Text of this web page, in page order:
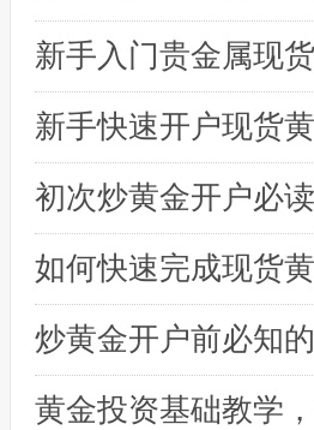
新手入门贵金属现
初次炒黄金开户必
炒黄金开户前必知
黄金投资基础教学